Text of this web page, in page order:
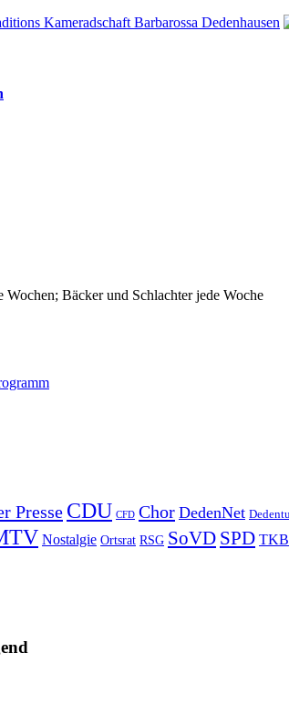
Wochen; Bäcker und Schlachter jede Woche
Presse CDU CFD Chor DedenNet
Nostalgie Ortsrat RSG SoVD SPD TKB